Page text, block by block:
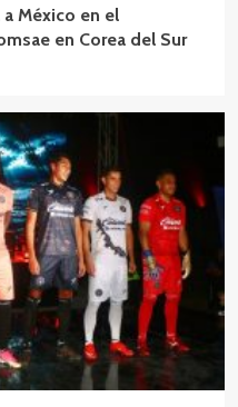
México en el
en Corea del Sur